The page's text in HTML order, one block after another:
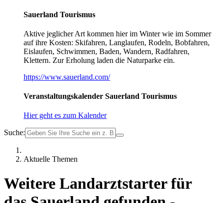
Sauerland Tourismus
Aktive jeglicher Art kommen hier im Winter wie im Sommer
auf ihre Kosten: Skifahren, Langlaufen, Rodeln, Bobfahren,
Eislaufen, Schwimmen, Baden, Wandern, Radfahren,
Klettern. Zur Erholung laden die Naturparke ein.
https://www.sauerland.com/
Veranstaltungskalender Sauerland Tourismus
Hier geht es zum Kalender
Suche:
Aktuelle Themen
Weitere Landarztstarter für